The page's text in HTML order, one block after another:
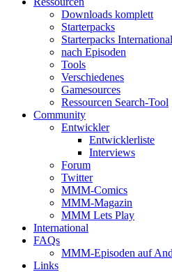
Downloads komplett
Starterpacks
Starterpacks International
nach Episoden
Tools
Verschiedenes
Gamesources
Ressourcen Search-Tool
Community
Entwickler
Entwicklerliste
Interviews
Forum
Twitter
MMM-Comics
MMM-Magazin
MMM Lets Play
International
FAQs
MMM-Episoden auf
Links